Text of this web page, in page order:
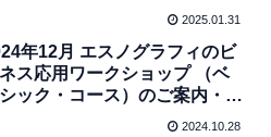
込み（終了しました）
2025.01.31
年12月 エスノグラフィのビ
ス応用ワークショップ （ベ
ック・コース）のご案内・お
2024.10.28